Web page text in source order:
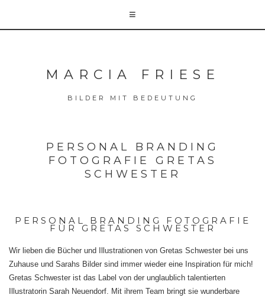
MARCIA FRIESE
BILDER MIT BEDEUTUNG
PERSONAL BRANDING
FOTOGRAFIE GRETAS
SCHWESTER
PERSONAL BRANDING FOTOGRAFIE
FÜR GRETAS SCHWESTER
Wir lieben die Bücher und Illustrationen von Gretas Schwester bei uns
Zuhause und Sarahs Bilder sind immer wieder eine Inspiration für mich!
Gretas Schwester ist das Label von der unglaublich talentierten
Illustratorin Sarah Neuendorf. Mit ihrem Team bringt sie wunderbare